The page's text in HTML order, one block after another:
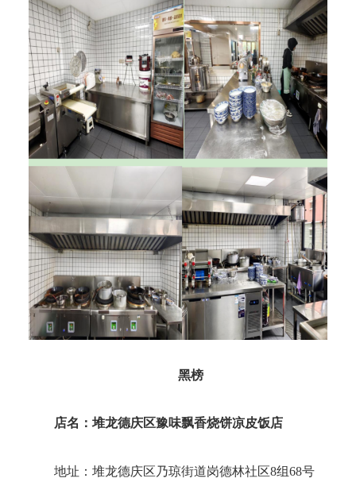
黑榜
店名：堆龙德庆区豫味飘香烧饼凉皮饭店
地址：堆龙德庆区乃琼街道岗德林社区8组68号